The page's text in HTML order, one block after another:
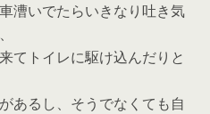
漕いでたらいきなり吐き気
てトイレに駆け込んだりと
あるし、そうでなくても自